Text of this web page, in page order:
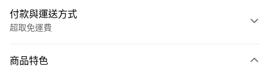
付款與運送方式
超取免運費
信用卡一次付款
商品特色